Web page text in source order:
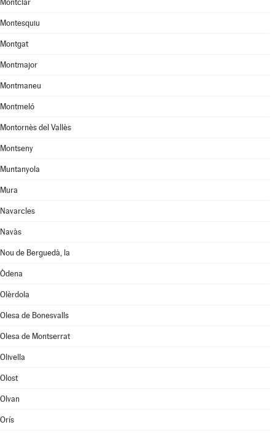
Montclar
Montesquiu
Montgat
Montmajor
Montmaneu
Montmeló
Montornès del Vallès
Montseny
Muntanyola
Mura
Navarcles
Navàs
Nou de Berguedà, la
Òdena
Olèrdola
Olesa de Bonesvalls
Olesa de Montserrat
Olivella
Olost
Olvan
Orís